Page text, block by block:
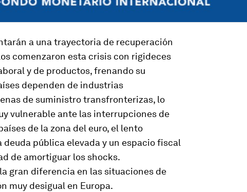
a una trayectoria de recuperación
comenzaron esta crisis con rigideces
y de productos, frenando su
dependen de industrias
de suministro transfronterizas, lo
vulnerable ante las interrupciones de
de la zona del euro, el lento
pública elevada y un espacio fiscal
de amortiguar los shocks.
gran diferencia en las situaciones de
muy desigual en Europa.